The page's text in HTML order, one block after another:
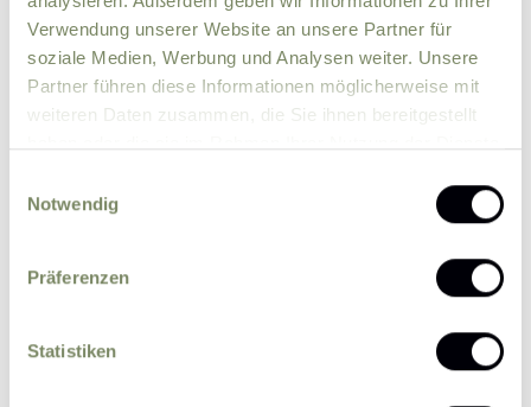
Verwendung unserer Website an unsere Partner für
soziale Medien, Werbung und Analysen weiter. Unsere
Partner führen diese Informationen möglicherweise mit
weiteren Daten zusammen, die Sie ihnen bereitgestellt
Notwendig
Präferenzen
Statistiken
Comment